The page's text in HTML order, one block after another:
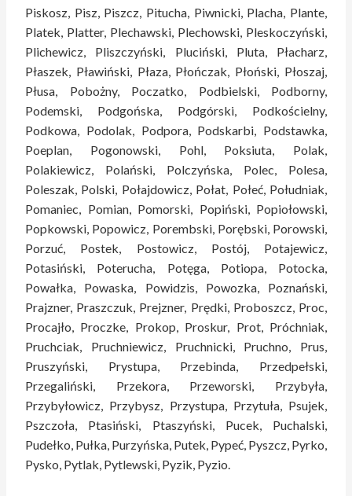
Piskosz, Pisz, Piszcz, Pitucha, Piwnicki, Placha, Plante,
Platek, Platter, Plechawski, Plechowski, Pleskoczyński,
Plichewicz, Pliszczyński, Pluciński, Pluta, Płacharz,
Płaszek, Pławiński, Płaza, Płończak, Płoński, Płoszaj,
Płusa, Pobożny, Poczatko, Podbielski, Podborny,
Podemski, Podgońska, Podgórski, Podkościelny,
Podkowa, Podolak, Podpora, Podskarbi, Podstawka,
Poeplan, Pogonowski, Pohl, Poksiuta, Polak,
Polakiewicz, Polański, Polczyńska, Polec, Polesa,
Poleszak, Polski, Połajdowicz, Połat, Połeć, Południak,
Pomaniec, Pomian, Pomorski, Popiński, Popiołowski,
Popkowski, Popowicz, Porembski, Porębski, Porowski,
Porzuć, Postek, Postowicz, Postój, Potajewicz,
Potasiński, Poterucha, Potęga, Potiopa, Potocka,
Powałka, Powaska, Powidzis, Powozka, Poznański,
Prajzner, Praszczuk, Prejzner, Prędki, Proboszcz, Proc,
Procajło, Proczke, Prokop, Proskur, Prot, Próchniak,
Pruchciak, Pruchniewicz, Pruchnicki, Pruchno, Prus,
Pruszyński, Prystupa, Przebinda, Przedpełski,
Przegaliński, Przekora, Przeworski, Przybyła,
Przybyłowicz, Przybysz, Przystupa, Przytuła, Psujek,
Pszczoła, Ptasiński, Ptaszyński, Pucek, Puchalski,
Pudełko, Pułka, Purzyńska, Putek, Pypeć, Pyszcz, Pyrko,
Pysko, Pytlak, Pytlewski, Pyzik, Pyzio.